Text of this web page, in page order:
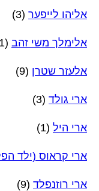
אליהו לייפער (3)
אלימלך משי זהב (1)
אלעזר שטרן (9)
ארי גולד (3)
ארי היל (1)
ארי קראוס (ילד
ארי רוזנפלד (9)